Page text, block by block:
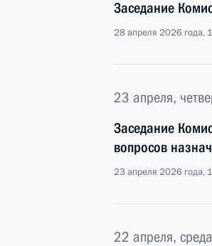
Заседание
28 апреля 2026 года,
23 апреля,
Заседание
вопросов
23 апреля 2026 года,
22 апреля, среда